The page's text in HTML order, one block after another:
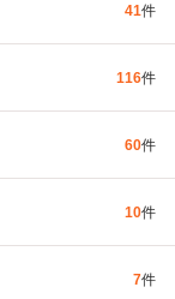
41件
116件
60件
10件
7件